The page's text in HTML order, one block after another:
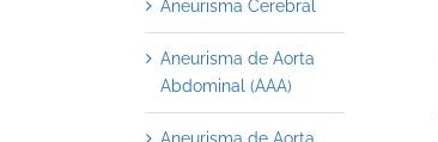
Aneurisma Cerebral
Aneurisma de Aorta
Abdominal (AAA)